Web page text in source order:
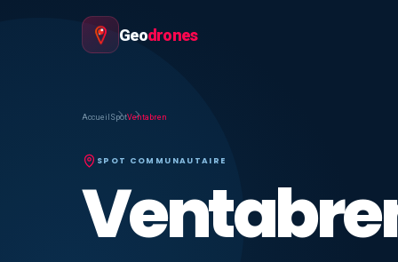
Geodrones
Accueil SpotVentabren
SPOT COMMUNAUTAIRE